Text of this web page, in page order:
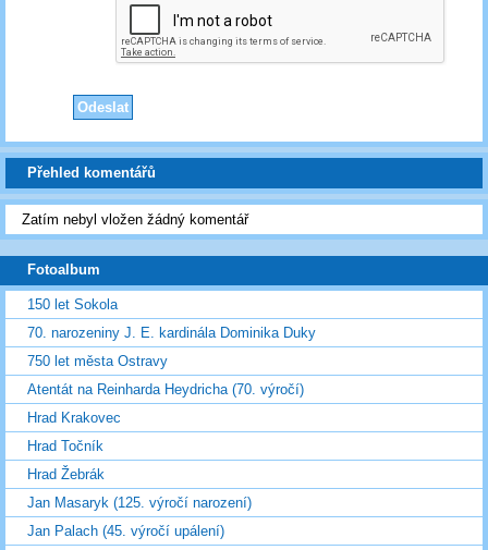
Přehled komentářů
Zatím nebyl vložen žádný komentář
Fotoalbum
150 let Sokola
70. narozeniny J. E. kardinála Dominika Duky
750 let města Ostravy
Atentát na Reinharda Heydricha (70. výročí)
Hrad Krakovec
Hrad Točník
Hrad Žebrák
Jan Masaryk (125. výročí narození)
Jan Palach (45. výročí upálení)